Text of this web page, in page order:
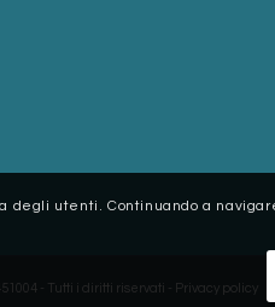
- Tutti i diritti riservati - Privacy policy
utenti. Continuando a